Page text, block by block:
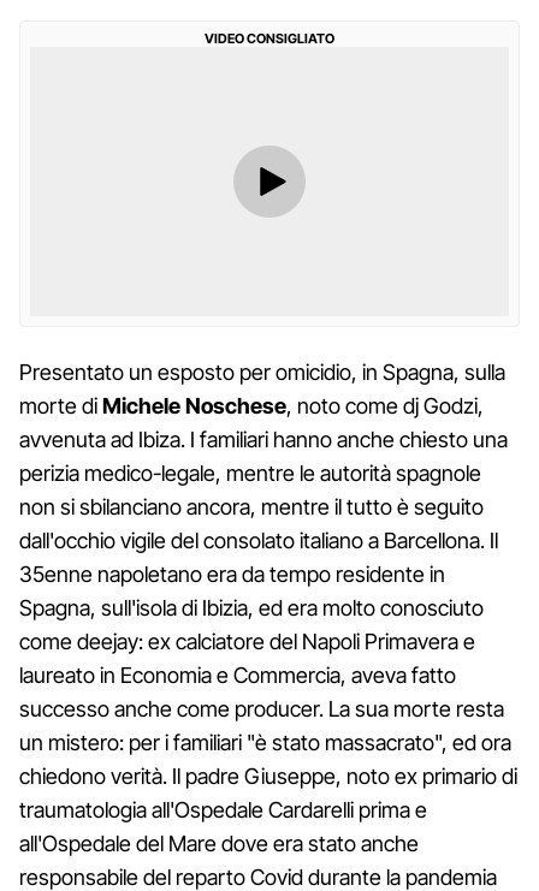
VIDEO CONSIGLIATO
Presentato un esposto per omicidio, in Spagna, sulla
morte diMichele Noschese, noto come dj Godzi,
avvenuta ad Ibiza. I familiari hanno anche chiesto una
perizia medico-legale, mentre le autorità spagnole
non si sbilanciano ancora, mentre il tutto è seguito
dall'occhio vigile del consolato italiano a Barcellona. Il
35enne napoletano era da tempo residente in
Spagna, sull'isola di Ibizia, ed era molto conosciuto
come deejay: ex calciatore del Napoli Primavera e
laureato in Economia e Commercia, aveva fatto
successo anche come producer. La sua morte resta
un mistero: per i familiari "è stato massacrato", ed ora
chiedono verità. Il padre Giuseppe, noto ex primario di
traumatologia all'Ospedale Cardarelli prima e
all'Ospedale del Mare dove era stato anche
responsabile del reparto Covid durante la pandemia